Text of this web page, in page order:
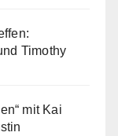
Timothy
mit Kai